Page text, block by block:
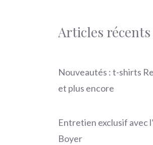
Articles récents
Nouveautés : t-shirts
et plus encore
Entretien exclusif avec
Boyer